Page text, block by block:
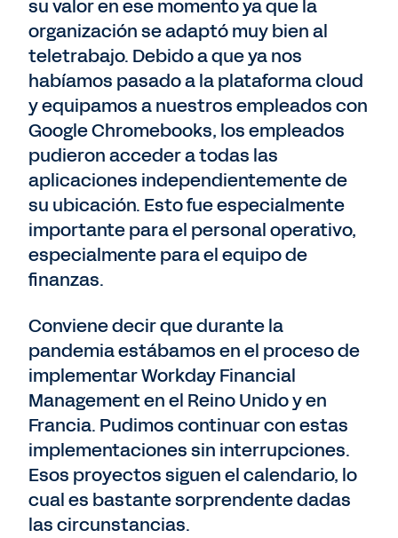
su valor en ese momento ya que la
organización se adaptó muy bien al
teletrabajo. Debido a que ya nos
habíamos pasado a la plataforma cloud
y equipamos a nuestros empleados con
Google Chromebooks, los empleados
pudieron acceder a todas las
aplicaciones independientemente de
su ubicación. Esto fue especialmente
importante para el personal operativo,
especialmente para el equipo de
finanzas.
Conviene decir que durante la
pandemia estábamos en el proceso de
implementar Workday Financial
Management en el Reino Unido y en
Francia. Pudimos continuar con estas
implementaciones sin interrupciones.
Esos proyectos siguen el calendario, lo
cual es bastante sorprendente dadas
las circunstancias.